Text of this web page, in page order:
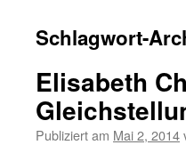
Schlagwort-
Elisabeth
Publiziert am Mai 2, 2014